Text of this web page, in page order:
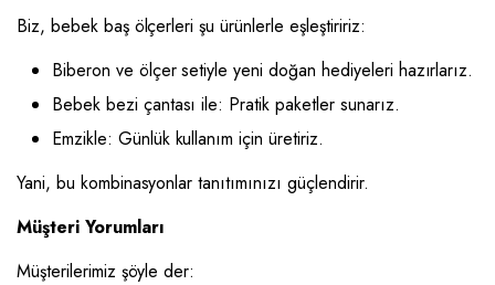
Biz, bebek baş ölçerleri şu ürünlerle eşleştiririz:
Biberon ve ölçer setiyle yeni doğan hediyeleri hazırlarız.
Bebek bezi çantası ile: Pratik paketler sunarız.
Emzikle: Günlük kullanım için üretiriz.
Yani, bu kombinasyonlar tanıtımınızı güçlendirir.
Müşteri Yorumları
Müşterilerimiz şöyle der: